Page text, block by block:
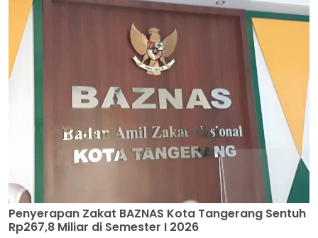
Penyerapan Zakat BAZNAS Kota Tangerang Sentuh
Rp267,8 Miliar di Semester I 2026